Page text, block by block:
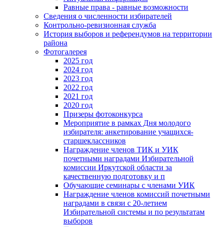
Равные права - равные возможности
Сведения о численности избирателей
Контрольно-ревизионная служба
История выборов и референдумов на территории
района
Фотогалерея
2025 год
2024 год
2023 год
2022 год
2021 год
2020 год
Призеры фотоконкурса
Мероприятие в рамках Дня молодого
избирателя: анкетирование учащихся-
старшеклассников
Награждение членов ТИК и УИК
почетными наградами Избирательной
комиссии Иркутской области за
качественную подготовку и п
Обучающие семинары с членами УИК
Награждение членов комиссий почетными
наградами в связи с 20-летием
Избирательной системы и по результатам
выборов